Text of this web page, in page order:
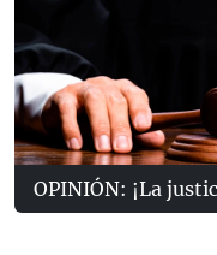
OPINIÓN: ¡La